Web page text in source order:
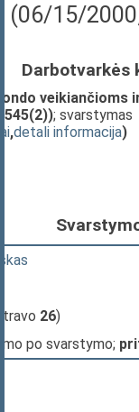
(06/15/
Darbotvarkės
fondo
; svarstymas
,detali informacija)
26)
po svarstymo;